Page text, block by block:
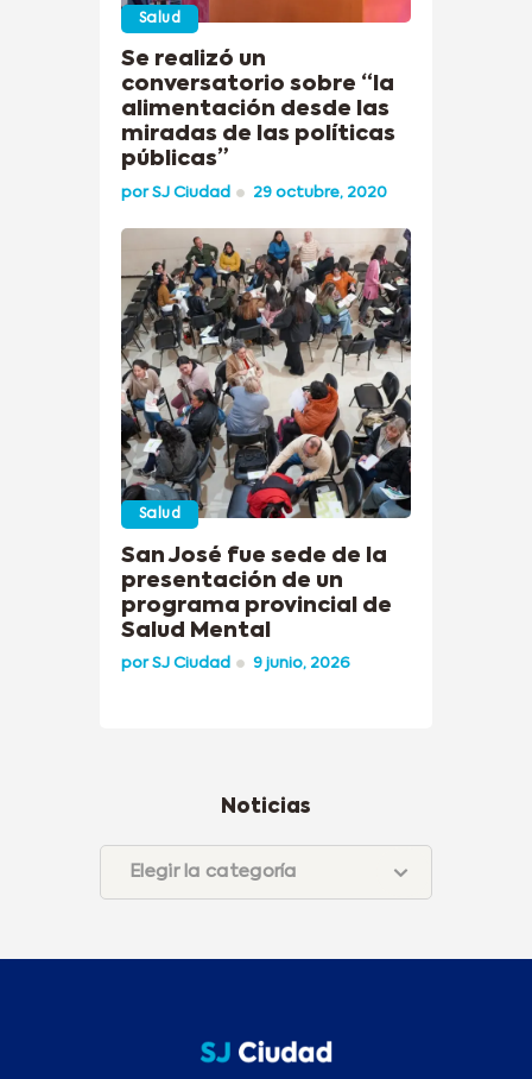
Salud
Se realizó un
conversatorio sobre “la
alimentación desde las
miradas de las políticas
públicas”
porSJ Ciudad 29 octubre, 2020
Salud
San José fue sede de la
presentación de un
programa provincial de
Salud Mental
porSJ Ciudad 9 junio, 2026
Noticias